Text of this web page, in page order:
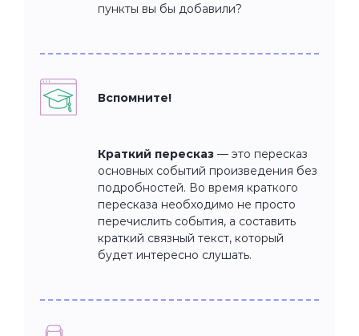
пункты вы бы добавили?
Вспомните!
Краткий пересказ — это пересказ
основных событий произведения без
подробностей. Во время краткого
пересказа необходимо не просто
перечислить события, а составить
краткий связный текст, который
будет интересно слушать.